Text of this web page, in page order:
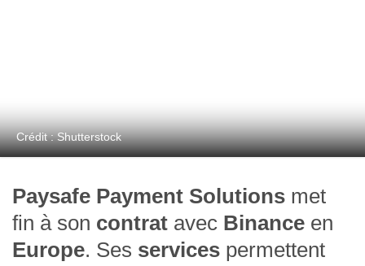
Crédit : Shutterstock
Paysafe Payment Solutions met
fin à son contrat avec Binance en
Europe. Ses services permettent